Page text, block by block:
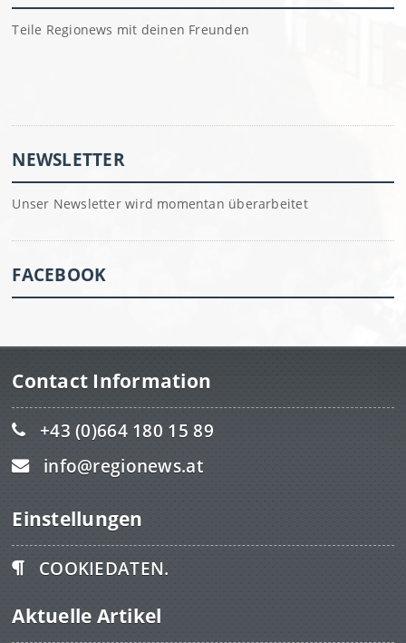
Teile Regionews mit deinen Freunden
NEWSLETTER
Unser Newsletter wird momentan überarbeitet
FACEBOOK
Contact Information
+43 (0)664 180 15 89
info@regionews.at
Einstellungen
COOKIEDATEN.
Aktuelle Artikel